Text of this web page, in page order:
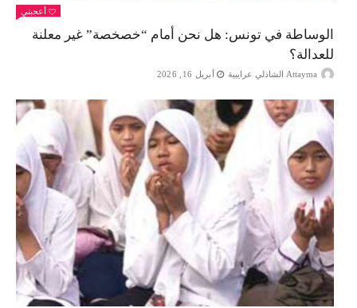
أعجبني
الوساطة في تونس: هل نحن أمام “خصخصة” غير معلنة
للعدالة؟
Attayma الشاذلي عرايبية أبريل 16, 2026